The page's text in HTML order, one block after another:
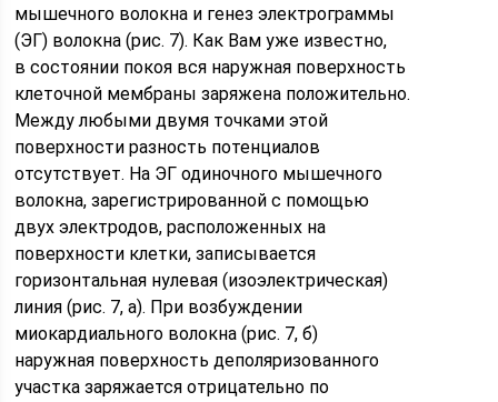
мышечного волокна и генез электрограммы
(ЭГ) волокна (рис. 7). Как Вам уже известно,
в состоянии покоя вся наружная поверхность
клеточной мембраны заряжена положительно.
Между любыми двумя точками этой
поверхности разность потенциалов
отсутствует. На ЭГ одиночного мышечного
волокна, зарегистрированной с помощью
двух электродов, расположенных на
поверхности клетки, записывается
горизонтальная нулевая (изоэлектрическая)
линия (рис. 7, а). При возбуждении
миокардиального волокна (рис. 7, б)
наружная поверхность деполяризованного
участка заряжается отрицательно по